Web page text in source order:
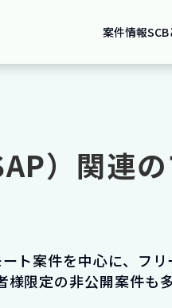
案件情報
）関連
ト案件を中心に、フ
様限定の非公開案件も